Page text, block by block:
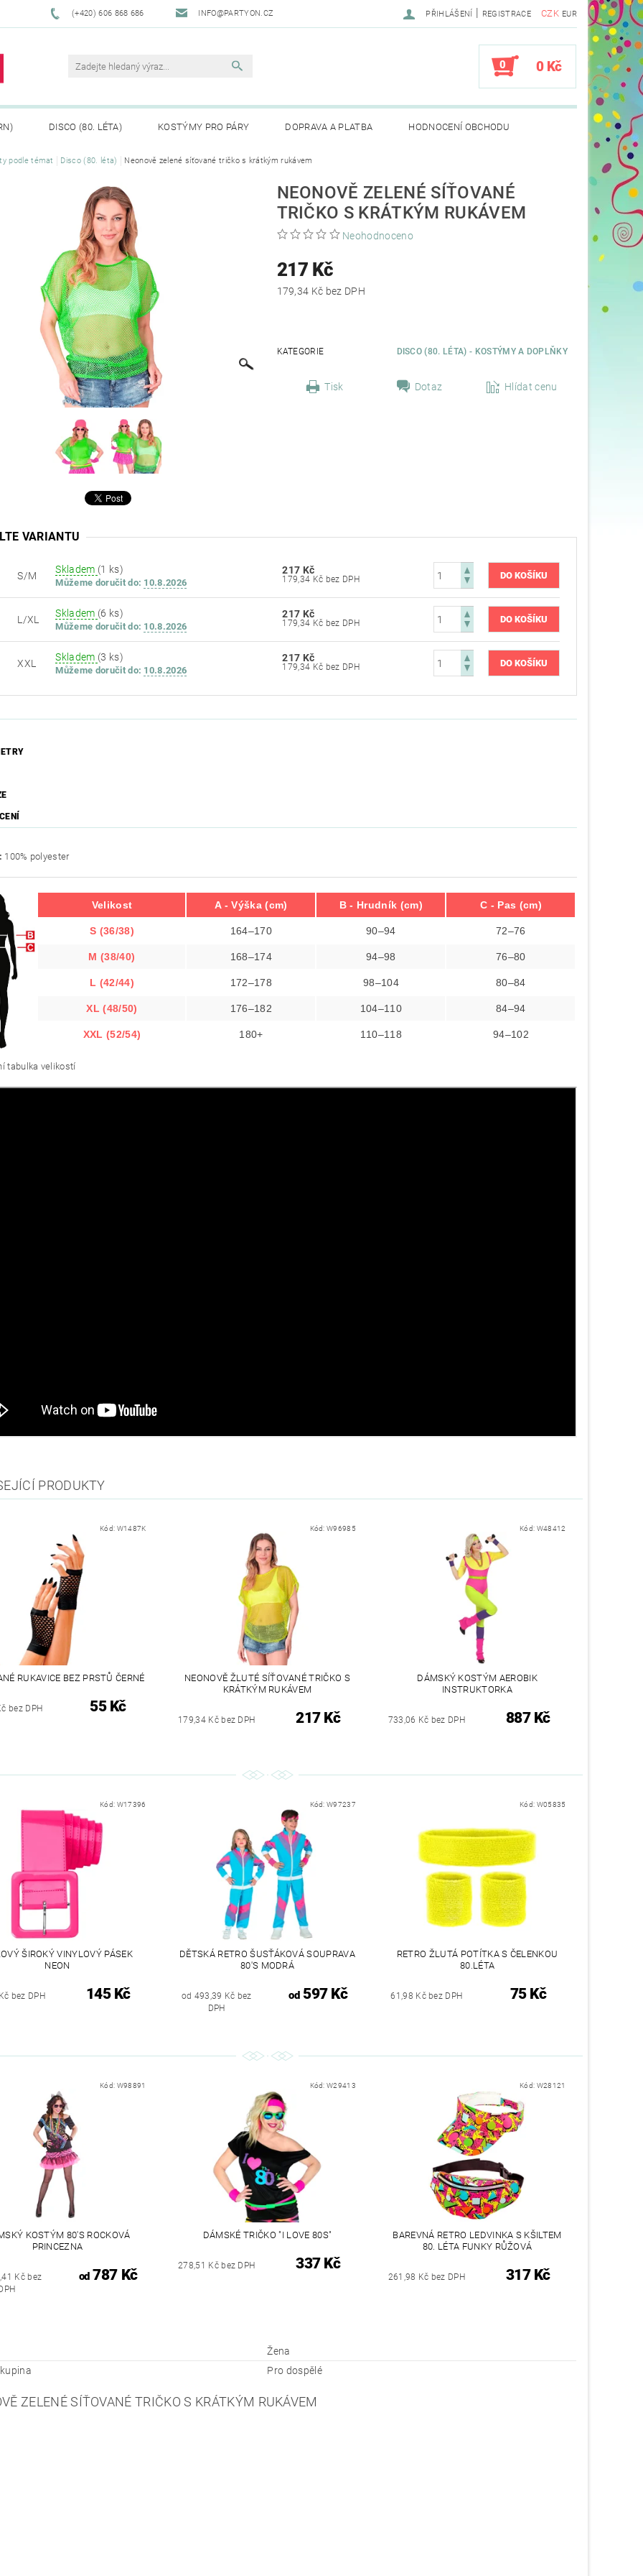
(+420) 606 868 686 INFO@PARTYON.CZ CZK EUR
PŘIHLÁŠENÍ | REGISTRACE
0 0 Kč
DISCO (80. LÉTA) KOSTÝMY PRO PÁRY DOPRAVA A PLATBA HODNOCENÍ OBCHODU
ZBOŽÍ REKLAMACE
podle témat Disco (80. léta) Neonově zelené síťované tričko s krátkým rukávem
NEONOVĚ ZELENÉ SÍŤOVANÉ
TRIČKO S KRÁTKÝM RUKÁVEM
Neohodnoceno
217 Kč
179,34 Kč bez DPH
KATEGORIE DISCO (80. LÉTA) - KOSTÝMY A DOPLŇKY
Tisk Dotaz Hlídat cenu
VARIANTU
S/M
Skladem (1 ks)
Můžeme doručit do: 10.8.2026
217 Kč
179,34 Kč bez DPH
L/XL
Skladem (6 ks)
Můžeme doručit do: 10.8.2026
217 Kč
179,34 Kč bez DPH
XXL
Skladem (3 ks)
Můžeme doručit do: 10.8.2026
217 Kč
179,34 Kč bez DPH
100% polyester
Velikost A - Výška (cm) B - Hrudník (cm) C - Pas (cm)
S (36/38) 164–170 90–94 72–76
M (38/40) 168–174 94–98 76–80
L (42/44) 172–178 98–104 80–84
XL (48/50) 176–182 104–110 84–94
XXL (52/54) 180+ 110–118 94–102
tabulka velikostí
PRODUKTY
Kód: W1487K
RUKAVICE BEZ PRSTŮ ČERNÉ
bez DPH 55 Kč
Kód:W96985
NEONOVĚ ŽLUTÉ SÍŤOVANÉ TRIČKO S
KRÁTKÝM RUKÁVEM
179,34 Kč bez DPH 217 Kč
Kód: W48412
DÁMSKÝ KOSTÝM AEROBIK
INSTRUKTORKA
733,06 Kč bez DPH 887 Kč
Kód: W17396
ŠIROKÝ VINYLOVÝ PÁSEK
NEON
bez DPH 145 Kč
Kód:W97237
DĚTSKÁ RETRO ŠUSŤÁKOVÁ SOUPRAVA
80'S MODRÁ
od 493,39 Kč bez
DPH
od597 Kč
Kód: W05835
RETRO ŽLUTÁ POTÍTKA S ČELENKOU
80.LÉTA
61,98 Kč bez DPH 75 Kč
Kód: W98891
KOSTÝM 80'S ROCKOVÁ
PRINCEZNA
Kč bez
od787 Kč
Kód:W29413
DÁMSKÉ TRIČKO "I LOVE 80S"
278,51 Kč bez DPH 337 Kč
Kód: W28121
BAREVNÁ RETRO LEDVINKA S KŠILTEM
80. LÉTA FUNKY RŮŽOVÁ
261,98 Kč bez DPH 317 Kč
Žena
Pro dospělé
ZELENÉ SÍŤOVANÉ TRIČKO S KRÁTKÝM RUKÁVEM